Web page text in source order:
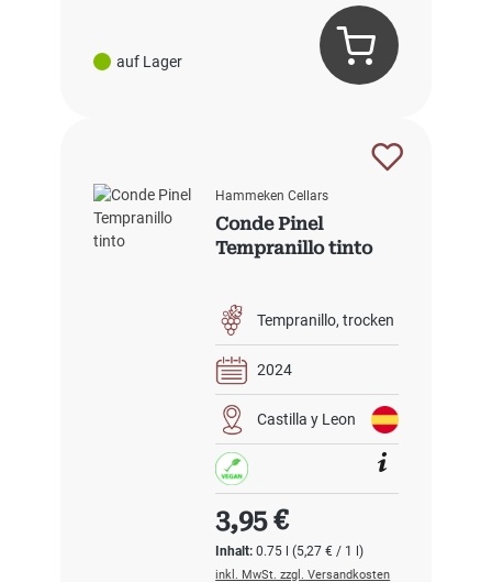
auf Lager
Hammeken Cellars
Conde Pinel
Tempranillo tinto
Tempranillo trocken
2024
Castilla y Leon
Inhalt:0.75 l(5,27 € / 1 l)
Regulärer Preis:
3,95 €
inkl. MwSt. zzgl. Versandkosten